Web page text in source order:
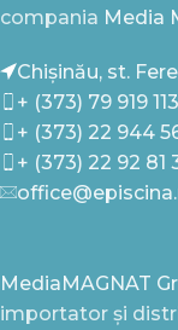
compania Media
Chișinău, st.
+ (373) 79 919 113
+ (373) 22 944
+ (373) 22 92 81
MediaMAGNAT
importator și